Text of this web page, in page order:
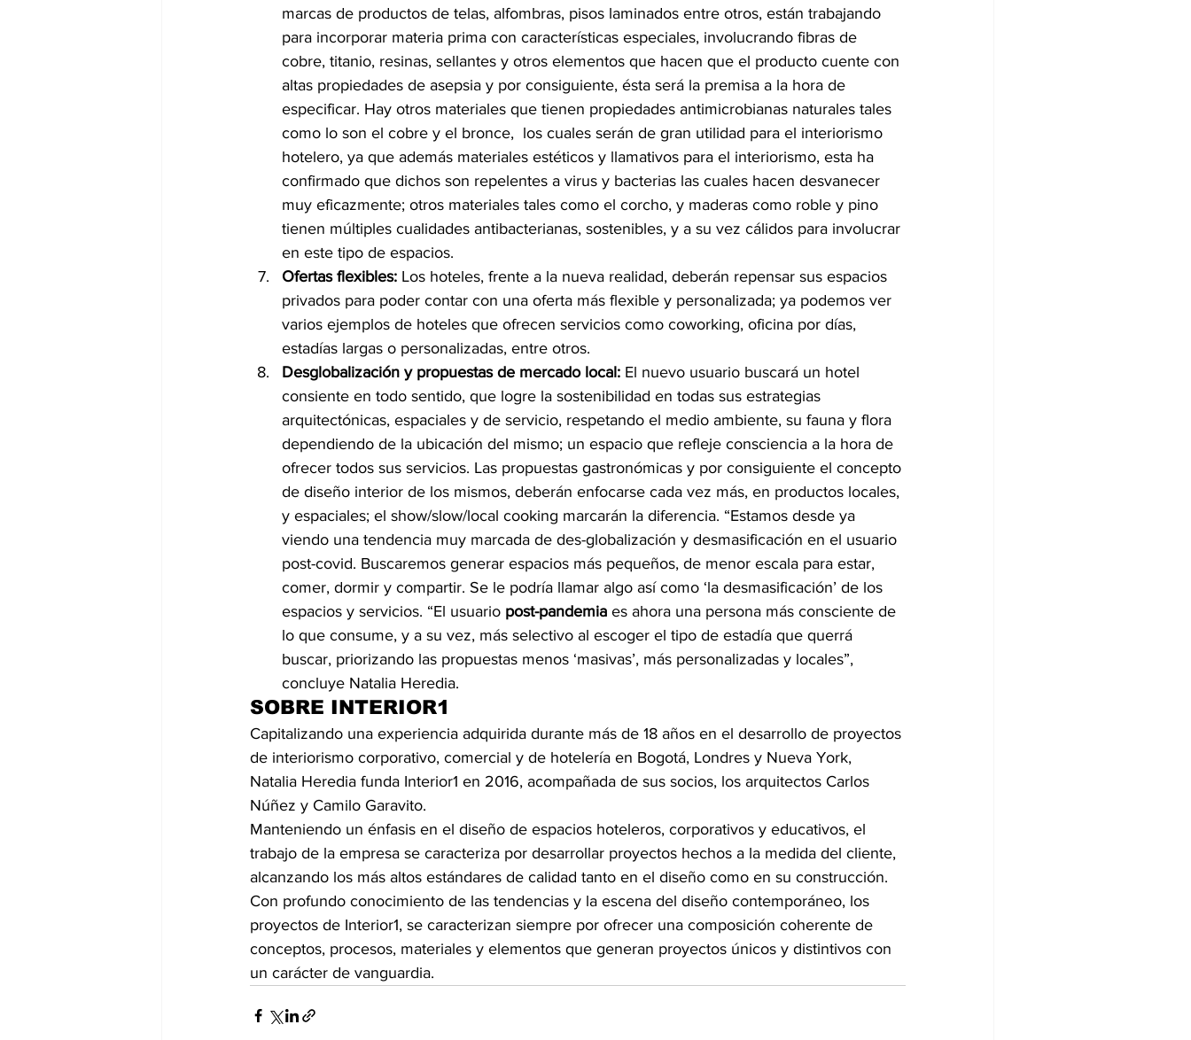
marcas de productos de telas, alfombras, pisos laminados entre otros, están trabajando
para incorporar materia prima con características especiales, involucrando fibras de
cobre, titanio, resinas, sellantes y otros elementos que hacen que el producto cuente con
altas propiedades de asepsia y por consiguiente, ésta será la premisa a la hora de
especificar. Hay otros materiales que tienen propiedades antimicrobianas naturales tales
como lo son el cobre y el bronce,  los cuales serán de gran utilidad para el interiorismo
hotelero, ya que además materiales estéticos y llamativos para el interiorismo, esta ha
confirmado que dichos son repelentes a virus y bacterias las cuales hacen desvanecer
muy eficazmente; otros materiales tales como el corcho, y maderas como roble y pino
tienen múltiples cualidades antibacterianas, sostenibles, y a su vez cálidos para involucrar
en este tipo de espacios.
Ofertas flexibles: Los hoteles, frente a la nueva realidad, deberán repensar sus espacios
privados para poder contar con una oferta más flexible y personalizada; ya podemos ver
varios ejemplos de hoteles que ofrecen servicios como coworking, oficina por días,
estadías largas o personalizadas, entre otros.
Desglobalización y propuestas de mercado local: El nuevo usuario buscará un hotel
consiente en todo sentido, que logre la sostenibilidad en todas sus estrategias
arquitectónicas, espaciales y de servicio, respetando el medio ambiente, su fauna y flora
dependiendo de la ubicación del mismo; un espacio que refleje consciencia a la hora de
ofrecer todos sus servicios. Las propuestas gastronómicas y por consiguiente el concepto
de diseño interior de los mismos, deberán enfocarse cada vez más, en productos locales,
y espaciales; el show/slow/local cooking marcarán la diferencia. “Estamos desde ya
viendo una tendencia muy marcada de des-globalización y desmasificación en el usuario
post-covid. Buscaremos generar espacios más pequeños, de menor escala para estar,
comer, dormir y compartir. Se le podría llamar algo así como ‘la desmasificación’ de los
espacios y servicios. “El usuario post-pandemia es ahora una persona más consciente de
lo que consume, y a su vez, más selectivo al escoger el tipo de estadía que querrá
buscar, priorizando las propuestas menos ‘masivas’, más personalizadas y locales”,
concluye Natalia Heredia.
SOBRE INTERIOR1
Capitalizando una experiencia adquirida durante más de 18 años en el desarrollo de proyectos
de interiorismo corporativo, comercial y de hotelería en Bogotá, Londres y Nueva York,
Natalia Heredia funda Interior1 en 2016, acompañada de sus socios, los arquitectos Carlos
Núñez y Camilo Garavito.
Manteniendo un énfasis en el diseño de espacios hoteleros, corporativos y educativos, el
trabajo de la empresa se caracteriza por desarrollar proyectos hechos a la medida del cliente,
alcanzando los más altos estándares de calidad tanto en el diseño como en su construcción.
Con profundo conocimiento de las tendencias y la escena del diseño contemporáneo, los
proyectos de Interior1, se caracterizan siempre por ofrecer una composición coherente de
conceptos, procesos, materiales y elementos que generan proyectos únicos y distintivos con
un carácter de vanguardia.